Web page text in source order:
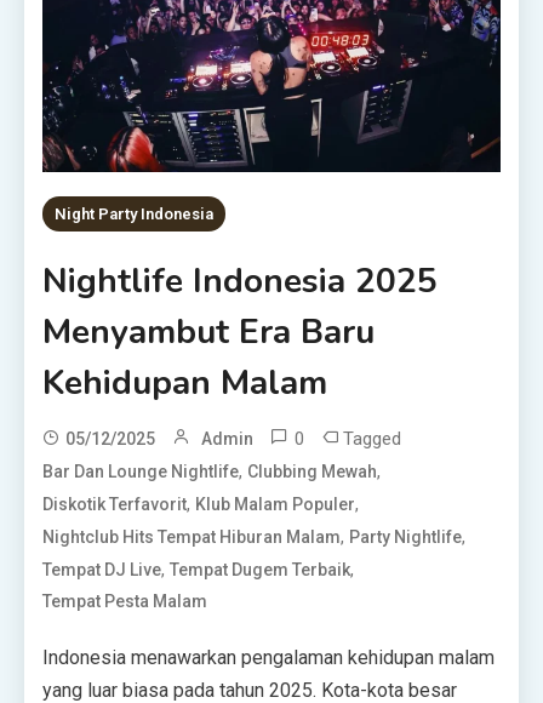
Night Party Indonesia
Nightlife Indonesia 2025
Menyambut Era Baru
Kehidupan Malam
05/12/2025 Admin 0 Tagged
Bar Dan Lounge Nightlife, Clubbing Mewah,
Diskotik Terfavorit, Klub Malam Populer,
Nightclub Hits Tempat Hiburan Malam, Party Nightlife,
Tempat DJ Live,Tempat Dugem Terbaik,
Tempat Pesta Malam
Indonesia menawarkan pengalaman kehidupan malam
yang luar biasa pada tahun 2025. Kota-kota besar